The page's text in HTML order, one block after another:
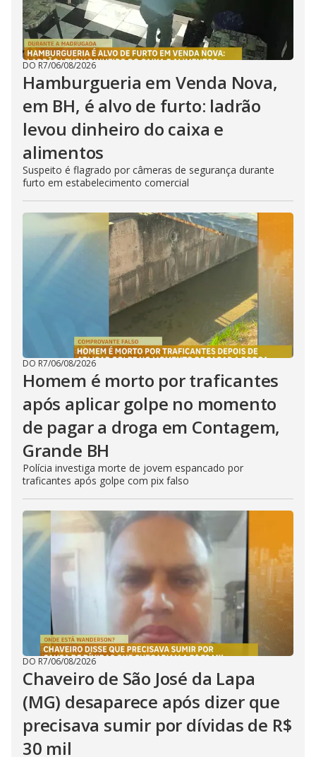
DO R7/06/08/2026
Hamburgueria em Venda Nova,
em BH, é alvo de furto: ladrão
levou dinheiro do caixa e
alimentos
Suspeito é flagrado por câmeras de segurança durante
furto em estabelecimento comercial
DO R7/06/08/2026
Homem é morto por traficantes
após aplicar golpe no momento
de pagar a droga em Contagem,
Grande BH
Polícia investiga morte de jovem espancado por
traficantes após golpe com pix falso
DO R7/06/08/2026
Chaveiro de São José da Lapa
(MG) desaparece após dizer que
precisava sumir por dívidas de R$
30 mil